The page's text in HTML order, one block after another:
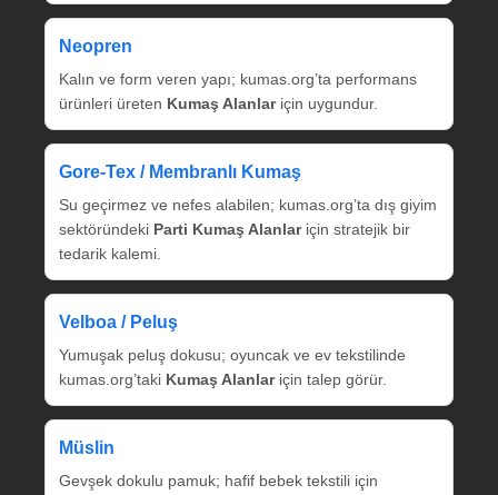
Neopren
Kalın ve form veren yapı; kumas.org’ta performans
ürünleri üreten Kumaş Alanlariçin uygundur.
Gore‑Tex / Membranlı Kumaş
Su geçirmez ve nefes alabilen; kumas.org’ta dış giyim
sektöründeki Parti Kumaş Alanlariçin stratejik bir
tedarik kalemi.
Velboa / Peluş
Yumuşak peluş dokusu; oyuncak ve ev tekstilinde
kumas.org’taki Kumaş Alanlariçin talep görür.
Müslin
Gevşek dokulu pamuk; hafif bebek tekstili için